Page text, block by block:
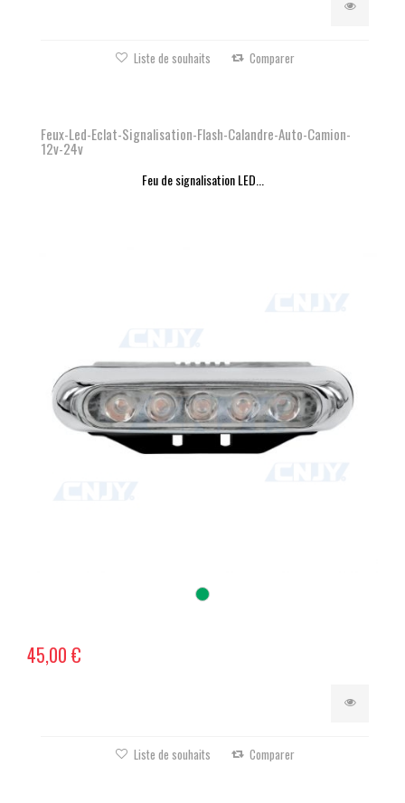
Liste de souhaits Comparer
Feux-Led-Eclat-Signalisation-Flash-Calandre-Auto-Camion-
12v-24v
Feu de signalisation LED...
45,00 €
Liste de souhaits Comparer